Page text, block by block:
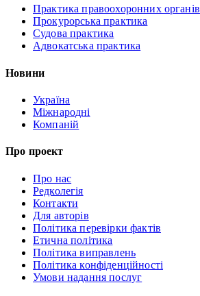
Практика правоохоронних органів
Прокурорська практика
Судова практика
Адвокатська практика
Новини
Україна
Міжнародні
Компаній
Про проект
Про нас
Редколегія
Контакти
Для авторів
Політика перевірки фактів
Етична політика
Політика виправлень
Політика конфіденційності
Умови надання послуг